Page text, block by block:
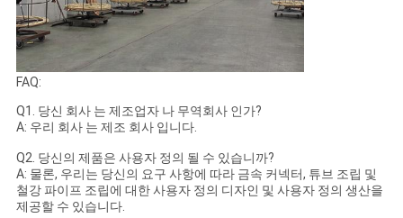
FAQ:
Q1. 당신 회사 는 제조업자 나 무역회사 인가?
A: 우리 회사 는 제조 회사 입니다.
Q2. 당신의 제품은 사용자 정의 될 수 있습니까?
A: 물론, 우리는 당신의 요구 사항에 따라 금속 커넥터, 튜브 조립 및
철강 파이프 조립에 대한 사용자 정의 디자인 및 사용자 정의 생산을
제공할 수 있습니다.